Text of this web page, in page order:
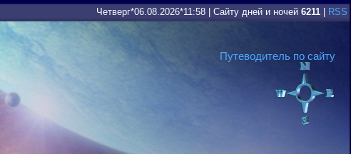
Четверг*06.08.2026*11:58 Сайту дней и ночей 6211 RSS
Путеводитель по сайту